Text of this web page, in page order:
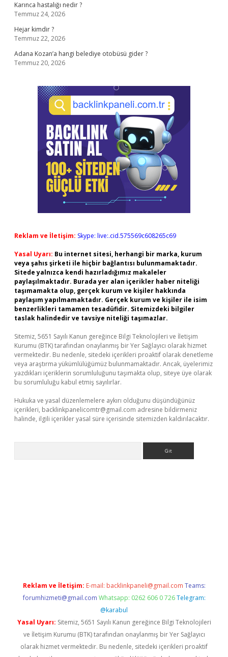
Karınca hastalığı nedir ?
Temmuz 24, 2026
Hejar kimdir ?
Temmuz 22, 2026
Adana Kozan’a hangi belediye otobüsü gider ?
Temmuz 20, 2026
Reklam ve İletişim: Skype: live:.cid.575569c608265c69
Yasal Uyarı: Bu internet sitesi, herhangi bir marka, kurum
veya şahıs şirketi ile hiçbir bağlantısı bulunmamaktadır.
Sitede yalnızca kendi hazırladığımız makaleler
paylaşılmaktadır. Burada yer alan içerikler haber niteliği
taşımamakta olup, gerçek kurum ve kişiler hakkında
paylaşım yapılmamaktadır. Gerçek kurum ve kişiler ile isim
benzerlikleri tamamen tesadüfidir. Sitemizdeki bilgiler
taslak halindedir ve tavsiye niteliği taşımazlar.
Sitemiz, 5651 Sayılı Kanun gereğince Bilgi Teknolojileri ve İletişim
Kurumu (BTK) tarafından onaylanmış bir Yer Sağlayıcı olarak hizmet
vermektedir. Bu nedenle, sitedeki içerikleri proaktif olarak denetleme
veya araştırma yükümlülüğümüz bulunmamaktadır. Ancak, üyelerimiz
yazdıkları içeriklerin sorumluluğunu taşımakta olup, siteye üye olarak
bu sorumluluğu kabul etmiş sayılırlar.
Hukuka ve yasal düzenlemelere aykırı olduğunu düşündüğünüz
içerikleri, backlinkpanelicomtr@gmail.com adresine bildirmeniz
halinde, ilgili içerikler yasal süre içerisinde sitemizden kaldırılacaktır.
Reklam ve İletişim: E-mail: backlinkpaneli@gmail.com Teams:
forumhizmeti@gmail.com Whatsapp: 0262 606 0 726 Telegram:
@karabul
Yasal Uyarı: Sitemiz, 5651 Sayılı Kanun gereğince Bilgi Teknolojileri
ve İletişim Kurumu (BTK) tarafından onaylanmış bir Yer Sağlayıcı
olarak hizmet vermektedir. Bu nedenle, sitedeki içerikleri proaktif